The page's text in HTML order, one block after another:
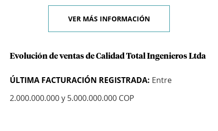
VER MÁS INFORMACIÓN
Evolución de ventas de Calidad Total Ingenieros Ltda
ÚLTIMA FACTURACIÓN REGISTRADA: Entre
2.000.000.000 y 5.000.000.000 COP